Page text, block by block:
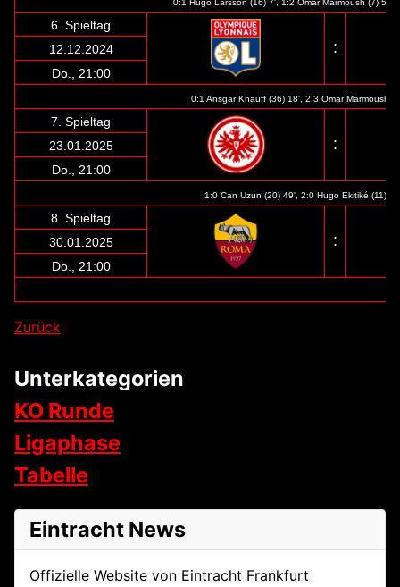
0:1 Hugo Larsson (16) 7', 1:2 Omar Marmoush (7) 57'
6. Spieltag
:
12.12.2024
Do., 21:00
0:1 Ansgar Knauff (36) 18', 2:3 Omar Marmoush
7. Spieltag
:
23.01.2025
Do., 21:00
1:0 Can Uzun (20) 49', 2:0 Hugo Ekitiké (11)
8. Spieltag
:
30.01.2025
Do., 21:00
Zurück
Unterkategorien
KO Runde
Ligaphase
Tabelle
Eintracht News
Offizielle Website von Eintracht Frankfurt